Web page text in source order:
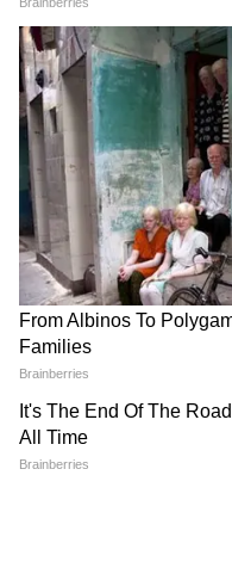
চাঁদের মতো চকচক করবে মুখ!
রাতে ঘুমোতে যাওয়ার আগে
অ্যালোভেরা মাখুন, ৭ দিনেই
দেখুন ফারাক
Skincare Tips: দিনে কতবার